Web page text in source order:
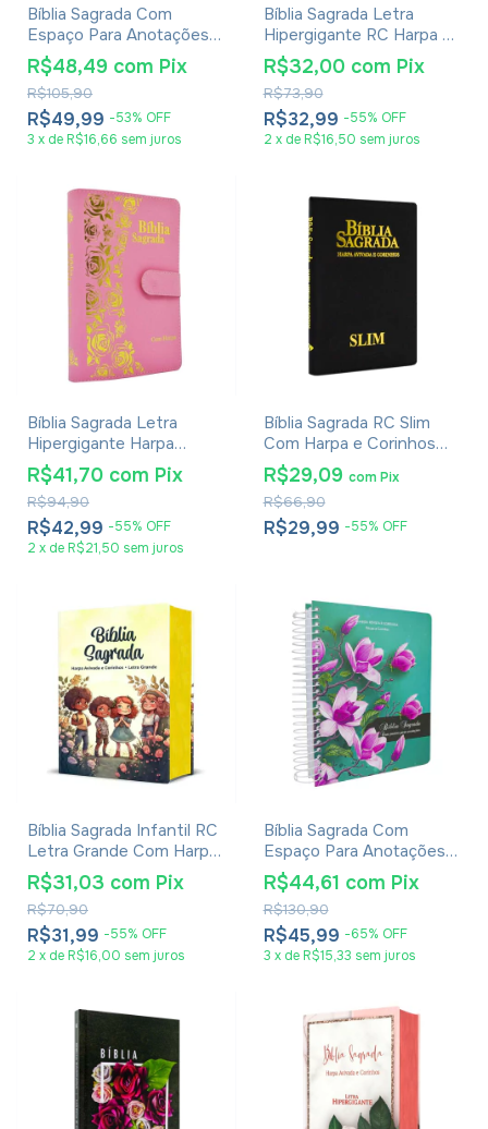
Bíblia Sagrada Com
Espaço Para Anotações
Harpa Avivada E Corinhos
Leão Aquarela
R$49,99 -53% OFF
R$105,90
R$48,49 com Pix
3 x de R$16,66 sem juros
Bíblia Sagrada Letra
Hipergigante RC Harpa E
Corinhos Média Capa
Dura Leão Rei Dos Reis
R$32,99 -55% OFF
R$73,90
R$32,00 com Pix
2 x de R$16,50 sem juros
Bíblia Sagrada Letra
Hipergigante Harpa
Avivada E Corinhos -
Carteira Rosa Claro
R$42,99 -55% OFF
R$94,90
R$41,70 com Pix
2 x de R$21,50 sem juros
Bíblia Sagrada RC Slim
Com Harpa e Corinhos
Média Capa Zíper Preta
R$29,99 -55% OFF
R$66,90
R$29,09 com Pix
Bíblia Sagrada Infantil RC
Letra Grande Com Harpa
Avivada E Corinhos Capa
Dura Pequena Crianças
Jardim
R$31,99 -55% OFF
R$70,90
R$31,03 com Pix
2 x de R$16,00 sem juros
Bíblia Sagrada Com
Espaço Para Anotações
Harpa Avivada E Corinhos
Flores Pink
R$45,99 -65% OFF
R$130,90
R$44,61 com Pix
3 x de R$15,33 sem juros